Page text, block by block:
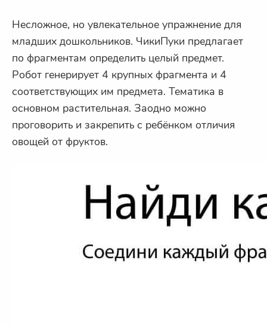
Несложное, но увлекательное упражнение для
младших дошкольников. ЧикиПуки предлагает
по фрагментам определить целый предмет.
Робот генерирует 4 крупных фрагмента и 4
соответствующих им предмета. Тематика в
основном растительная. Заодно можно
проговорить и закрепить с ребёнком отличия
овощей от фруктов.